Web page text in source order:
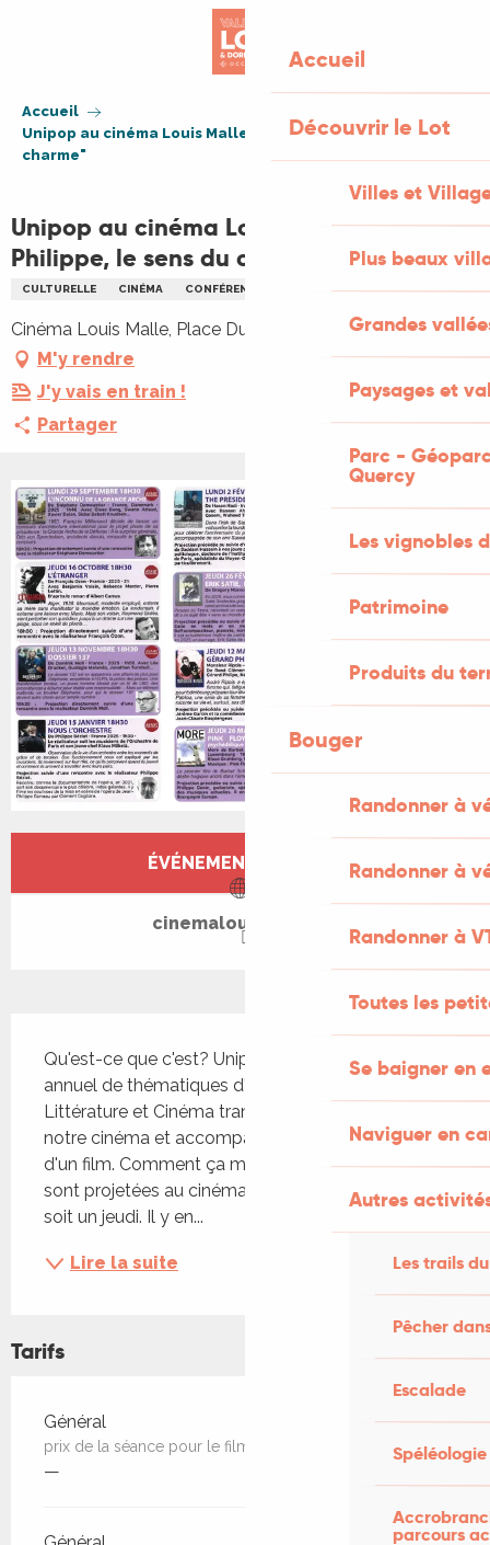
Accueil
Découvrir le Lot
Villes et
Plus beaux
Grandes
Paysages et
Parc -
Quercy
Les vignobles
Patrimoine
Produits du
Bouger
Randonner à
Randonner à
Randonner à
Toutes les
Se baigner en
Naviguer en
Autres
Les trails
Pêcher
Escalade
Spéléologie
parcours
Accueil
Unipop au cinéma Louis Malle: "Gérard Philippe, le sens du
charme"
Unipop au cinéma Louis Malle: "Gérard
Philippe, le sens du charme"
CULTURELLE CINÉMA CONFÉRENCE
Cinéma Louis Malle, Place Dutours, 46220 Prayssac
M'y rendre
J'y vais en train !
Partager
Ouverture et coordonnées
ÉVÉNEMENT TERMINÉ
cinemalouismalle.fr
Qu'est-ce que c'est? Unipop est un programme
annuel de thématiques d'Histoire ou d'Art,
Littérature et Cinéma transmis en direct dans
notre cinéma et accompagnés par la projection
d'un film. Comment ça marche ? Les conférences
sont projetées au cinéma à 18h30 soit un lundi,
soit un jeudi. Il y en...
Lire la suite
Tarifs
Tarifs 2026
Général
prix de la séance pour le film seul
—